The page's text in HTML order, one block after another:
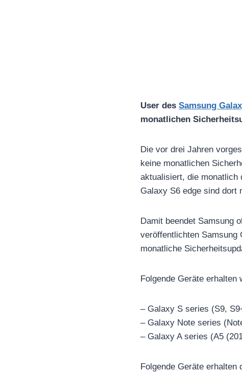
User des Samsung
monatlichen
Die vor drei Jahren
keine monatlichen
aktualisiert, die monatlich
Galaxy S6 edge sind dort
Damit beendet Samsung
veröffentlichten Samsung
monatliche
Folgende Geräte erhalten
– Galaxy S series (S9,
– Galaxy Note series
– Galaxy A series (A5
Folgende Geräte erhalten